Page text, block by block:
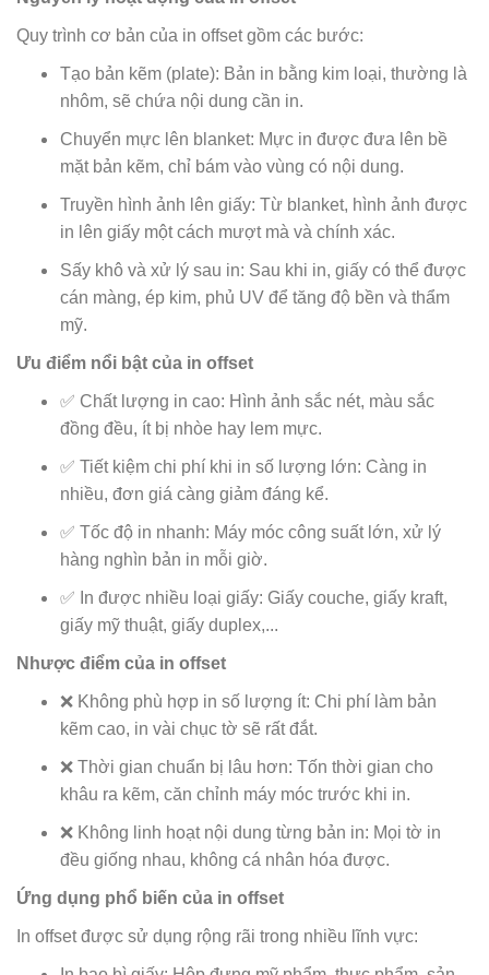
Quy trình cơ bản của in offset gồm các bước:
Tạo bản kẽm (plate): Bản in bằng kim loại, thường là
nhôm, sẽ chứa nội dung cần in.
Chuyển mực lên blanket: Mực in được đưa lên bề
mặt bản kẽm, chỉ bám vào vùng có nội dung.
Truyền hình ảnh lên giấy: Từ blanket, hình ảnh được
in lên giấy một cách mượt mà và chính xác.
Sấy khô và xử lý sau in: Sau khi in, giấy có thể được
cán màng, ép kim, phủ UV để tăng độ bền và thẩm
mỹ.
Ưu điểm nổi bật của in offset
✅ Chất lượng in cao: Hình ảnh sắc nét, màu sắc
đồng đều, ít bị nhòe hay lem mực.
✅ Tiết kiệm chi phí khi in số lượng lớn: Càng in
nhiều, đơn giá càng giảm đáng kể.
✅ Tốc độ in nhanh: Máy móc công suất lớn, xử lý
hàng nghìn bản in mỗi giờ.
✅ In được nhiều loại giấy: Giấy couche, giấy kraft,
giấy mỹ thuật, giấy duplex,...
Nhược điểm của in offset
❌ Không phù hợp in số lượng ít: Chi phí làm bản
kẽm cao, in vài chục tờ sẽ rất đắt.
❌ Thời gian chuẩn bị lâu hơn: Tốn thời gian cho
khâu ra kẽm, căn chỉnh máy móc trước khi in.
❌ Không linh hoạt nội dung từng bản in: Mọi tờ in
đều giống nhau, không cá nhân hóa được.
Ứng dụng phổ biến của in offset
In offset được sử dụng rộng rãi trong nhiều lĩnh vực: